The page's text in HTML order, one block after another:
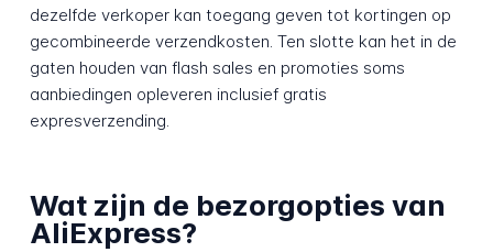
dezelfde verkoper kan toegang geven tot kortingen op
gecombineerde verzendkosten. Ten slotte kan het in de
gaten houden van flash sales en promoties soms
aanbiedingen opleveren inclusief gratis
expresverzending.
Wat zijn de bezorgopties van
AliExpress?